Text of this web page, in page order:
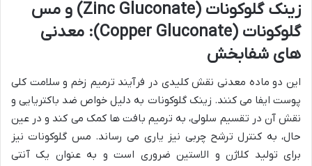
زینک گلوکونات (Zinc Gluconate) و مس
گلوکونات (Copper Gluconate): معدنی
های شفابخش
این دو ماده معدنی نقش کلیدی در فرآیند ترمیم زخم و سلامت کلی
پوست ایفا می کنند. زینک گلوکونات به دلیل خواص ضد باکتریایی و
نقش آن در تقسیم سلولی، به ترمیم بافت ها کمک می کند و در عین
حال، به کنترل ترشح چربی نیز یاری می رساند. مس گلوکونات نیز
برای تولید کلاژن و الاستین ضروری است و به عنوان یک آنتی